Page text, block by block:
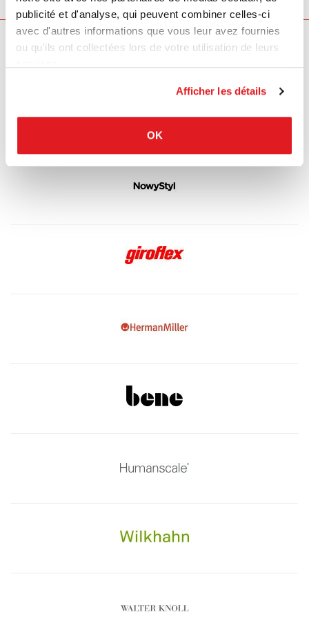
publicité et d'analyse, qui peuvent combiner celles-ci
avec d'autres informations que vous leur avez fournies
ou qu'ils ont collectées lors de votre utilisation de leurs
Afficher les détails
OK
Nos marques